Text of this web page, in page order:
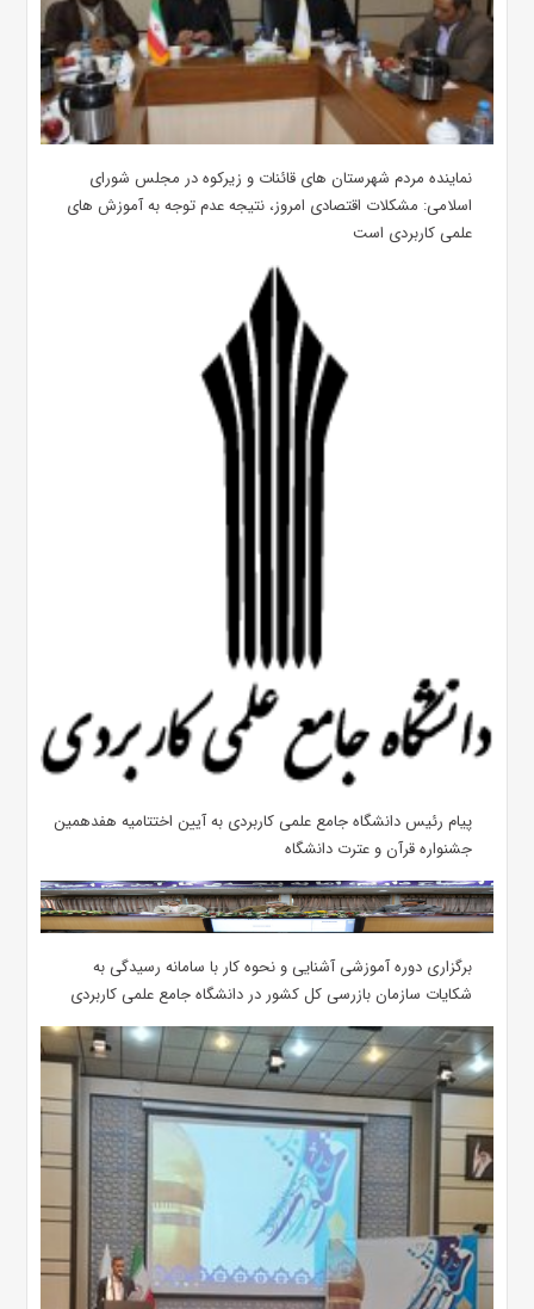
نماینده مردم شهرستان های قائنات و زیرکوه در مجلس شورای
اسلامی: مشکلات اقتصادی امروز، نتیجه عدم توجه به آموزش های
علمی کاربردی است
پیام رئیس دانشگاه جامع علمی کاربردی به آیین اختتامیه هفدهمین
جشنواره قرآن و عترت دانشگاه
برگزاری دوره آموزشی آشنایی و نحوه کار با سامانه رسیدگی به
شکایات سازمان بازرسی کل کشور در دانشگاه جامع علمی کاربردی